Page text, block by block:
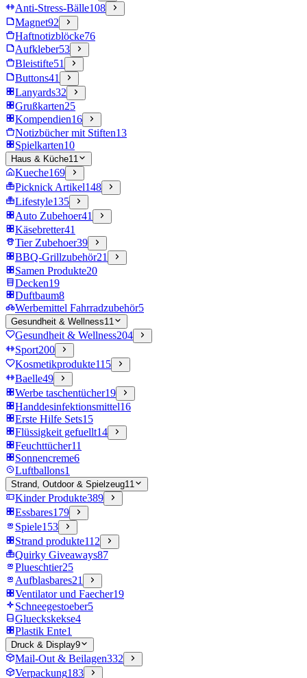
Anti-Stress-Bälle108
Magnet92
Haftnotizblöcke76
Aufkleber53
Bleistifte51
Buttons41
Lanyards32
Grußkarten25
Kompendien16
Notizbücher mit Stiften13
Spielkarten10
Haus & Küche11
Kueche169
Picknick Artikel148
Lifestyle135
Auto Zubehoer41
Käsebretter41
Tier Zubehoer39
BBQ-Grillzubehör21
Samen Produkte20
Decken19
Duftbaum8
Werbemittel Fahrradzubehör5
Gesundheit & Wellness11
Gesundheit & Wellness204
Sport200
Kosmetikprodukte115
Baelle49
Werbe taschentücher19
Handdesinfektionsmittel16
Erste Hilfe Sets15
Flüssigkeit gefuellt14
Feuchttücher11
Sonnencreme6
Luftballons1
Strand, Outdoor & Spielzeug11
Kinder Produkte389
Essbares179
Spiele153
Strand produkte112
Quirky Giveaways87
Plueschtier25
Aufblasbares21
Ventilator und Faecher19
Schneegestoeber5
Glueckskekse4
Plastik Ente1
Druck & Display9
Mail-Out & Beilagen332
Verpackung183